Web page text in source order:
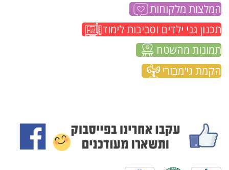
המלצות מלקוחות
תכנון גני ילדים וסביבות לימוד
תמונות מהשטח
הקמת גי'מבורי